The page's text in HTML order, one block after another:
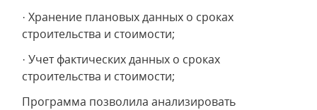
· Хранение плановых данных о сроках
строительства и стоимости;
· Учет фактических данных о сроках
строительства и стоимости;
Программа позволила анализировать